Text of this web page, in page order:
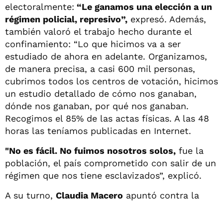
electoralmente: “Le ganamos una elección a un
régimen policial, represivo”, expresó. Además,
también valoró el trabajo hecho durante el
confinamiento: “Lo que hicimos va a ser
estudiado de ahora en adelante. Organizamos,
de manera precisa, a casi 600 mil personas,
cubrimos todos los centros de votación, hicimos
un estudio detallado de cómo nos ganaban,
dónde nos ganaban, por qué nos ganaban.
Recogimos el 85% de las actas físicas. A las 48
horas las teníamos publicadas en Internet.
"No es fácil. No fuimos nosotros solos, fue la
población, el país comprometido con salir de un
régimen que nos tiene esclavizados”, explicó.
A su turno, Claudia Macero apuntó contra la